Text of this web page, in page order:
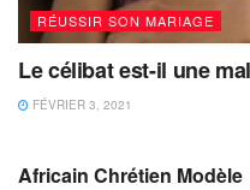
RÉUSSIR SON MARIAGE
Le célibat est-il une
FÉVRIER 3, 2021
Africain Chrétien Modèle